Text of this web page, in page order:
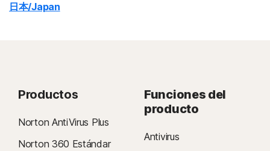
日本/Japan
Productos
Norton AntiVirus Plus
Norton 360 Estándar
Funciones del
producto
Antivirus